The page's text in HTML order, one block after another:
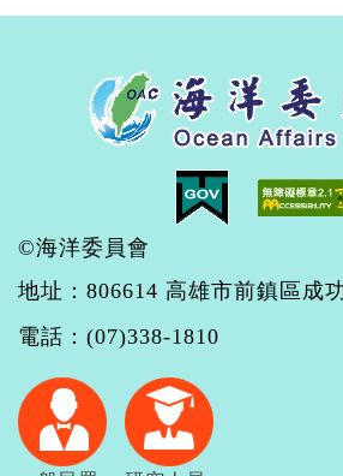
©海洋委員會
地址：806614 高雄市前鎮區成
電話：(07)338-1810